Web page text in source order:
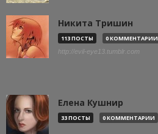
Никита Тришин
113 ПОСТЫ 0 КОММЕНТАРИИ
http://evil-eye13.tumblr.com
Елена Кушнир
33 ПОСТЫ 0 КОММЕНТАРИИ